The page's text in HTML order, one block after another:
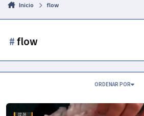
Inicio flow
#flow
ORDENAR POR
Flow TV | Pergamino y Junín, Buenos Aires |